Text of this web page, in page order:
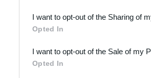
Downstream Participants
third parties.
I want to opt-out of the Sharing of
Opted In
I want to opt-out of the Sale of my
Opted In